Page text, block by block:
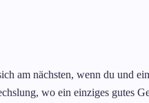
am nächsten, wenn du und
wo ein einziges gutes